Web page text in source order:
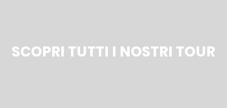
SCOPRI TUTTI I NOSTRI TOUR